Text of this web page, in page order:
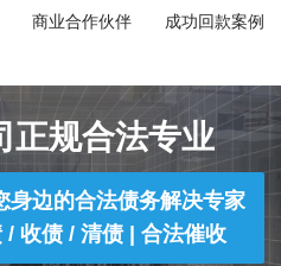
商业合作伙伴 成功回款案例
正规合法专业
边的合法债务解决专家
/ 收债 / 清债 | 合法催收